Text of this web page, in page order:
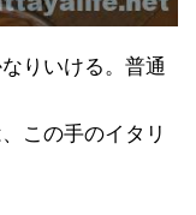
りいける。普通
この手のイタリ